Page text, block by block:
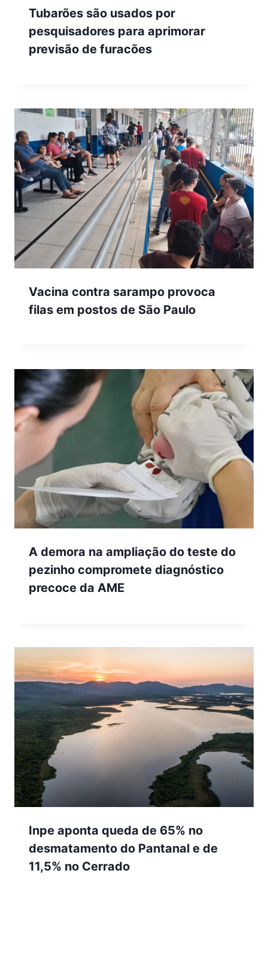
Tubarões são usados por
pesquisadores para aprimorar
previsão de furacões
Vacina contra sarampo provoca
filas em postos de São Paulo
A demora na ampliação do teste do
pezinho compromete diagnóstico
precoce da AME
Inpe aponta queda de 65% no
desmatamento do Pantanal e de
11,5% no Cerrado